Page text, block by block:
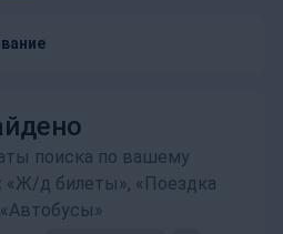
поиска по вашему
«Ж/д билеты», «Поездка